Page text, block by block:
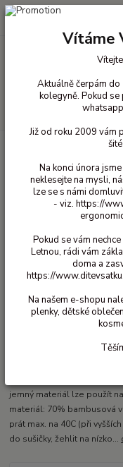
+420 603 818 836
Xkko -
90x100
jemný materiál lze použít
materiál: 70% bambusová
prát max. na 40C (při
do sušičky, žehlit na nízko...
Vítáme
Aktuálně čerpám
kolegyně. Pokud
Již od roku 2009 vám
Na konci února
neklesejte na mysli,
lze se s námi
- viz. https://
Pokud se vám
Letnou, rádi vám
doma a
https://
Na našem e-shopu
plenky, dětské